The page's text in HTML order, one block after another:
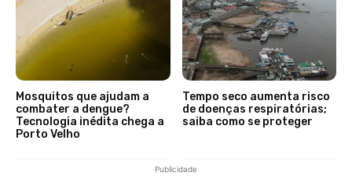
Mosquitos que ajudam a
combater a dengue?
Tecnologia inédita chega a
Porto Velho
Tempo seco aumenta risco
de doenças respiratórias;
saiba como se proteger
Publicidade